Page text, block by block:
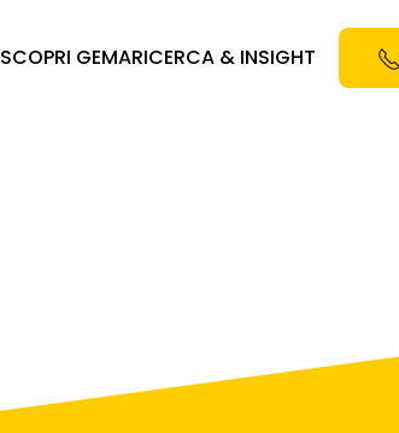
SCOPRI GEMARICERCA & INSIGHT